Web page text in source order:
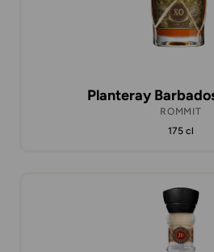
Planteray
ROMMIT
175 cl